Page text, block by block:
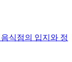
식점의 입지와 정